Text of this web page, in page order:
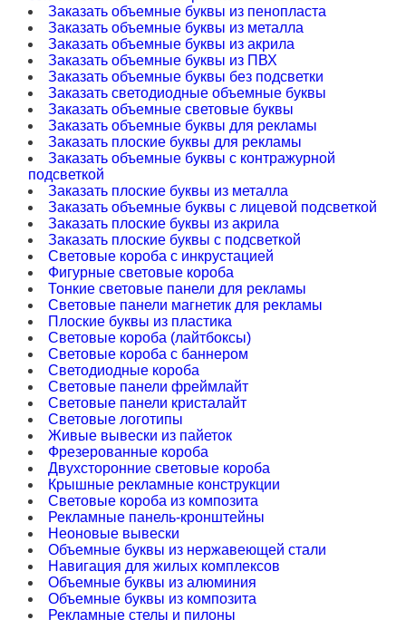
О КОМПАНИИ
Заказать объемные буквы из пенопласта
Заказать объемные буквы из металла
Заказать объемные буквы из акрила
Заказать объемные буквы из ПВХ
Заказать объемные буквы без подсветки
Заказать светодиодные объемные буквы
Заказать объемные световые буквы
Заказать объемные буквы для рекламы
Заказать плоские буквы для рекламы
Заказать объемные буквы с контражурной
подсветкой
Заказать плоские буквы из металла
Заказать объемные буквы с лицевой подсветкой
Заказать плоские буквы из акрила
Заказать плоские буквы с подсветкой
Световые короба с инкрустацией
Фигурные световые короба
Тонкие световые панели для рекламы
Световые панели магнетик для рекламы
Плоские буквы из пластика
Световые короба (лайтбоксы)
Световые короба с баннером
Светодиодные короба
Световые панели фреймлайт
Световые панели кристалайт
Световые логотипы
Живые вывески из пайеток
Фрезерованные короба
Двухсторонние световые короба
Крышные рекламные конструкции
Световые короба из композита
Рекламные панель-кронштейны
Неоновые вывески
Объемные буквы из нержавеющей стали
Навигация для жилых комплексов
Объемные буквы из алюминия
Объемные буквы из композита
Рекламные стелы и пилоны